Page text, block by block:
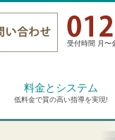
受付時間 月〜
料金とシステム
低料金で質の高い指導を実現!